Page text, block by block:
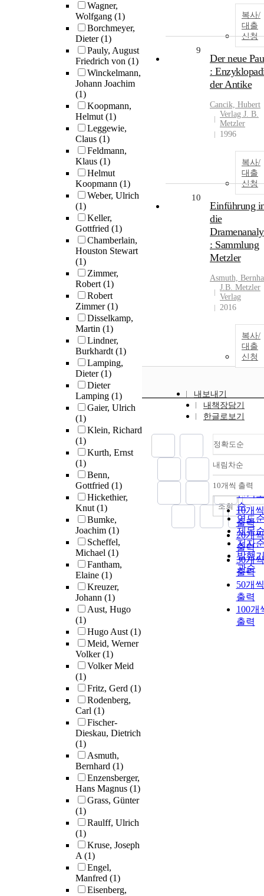
Wagner,
Wolfgang (1)
Borchmeyer,
Dieter(1)
Pauly, August
Friedrich von (1)
Winckelmann,
Johann Joachim
(1)
Koopmann,
Helmut(1)
Leggewie,
Claus (1)
Feldmann,
Klaus (1)
Helmut
Koopmann (1)
Weber, Ulrich
(1)
Keller,
Gottfried (1)
Chamberlain,
Houston Stewart
(1)
Zimmer,
Robert(1)
Robert
Zimmer(1)
Disselkamp,
Martin (1)
Lindner,
Burkhardt(1)
Lamping,
Dieter(1)
Dieter
Lamping (1)
Gaier, Ulrich
(1)
Klein, Richard
(1)
Kurth, Ernst
(1)
Benn,
Gottfried (1)
Hickethier,
Knut(1)
Bumke,
Joachim (1)
Scheffel,
Michael (1)
Fantham,
Elaine (1)
Kreuzer,
Johann (1)
Aust, Hugo
(1)
Hugo Aust(1)
Meid, Werner
Volker(1)
Volker Meid
(1)
Fritz, Gerd (1)
Rodenberg,
Carl (1)
Fischer-
Dieskau, Dietrich
(1)
Asmuth,
Bernhard (1)
Enzensberger,
Hans Magnus (1)
Grass, Günter
(1)
Raulff, Ulrich
(1)
Kruse, Joseph
A(1)
Engel,
Manfred (1)
Eisenberg,
복사/
대출
신청
9
Der neue
:
der Antike
Cancik, Hubert
Verlag J. B.
Metzler
1996
복사/
대출
신청
10
Einführung
die
: Sammlung
Metzler
Asmuth,
J.B. Metzler
Verlag
2016
복사/
대출
신청
내보내기
내책장담기
한글로보기
정확도순
정확
순
인기
순
연도
제목
저자
발행
관순
내림차순
내림
10개씩 출력
10개씩
출력
20개씩
출력
30개씩
출력
50개씩
출력
100개
출력
조회